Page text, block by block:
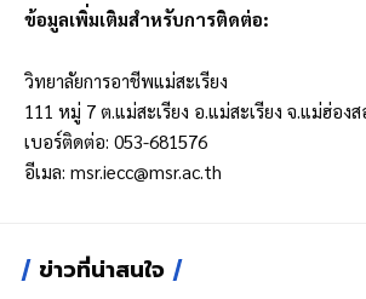
ข้อมูลเพิ่มเติมสำหรับการติดต่อ:
วิทยาลัยการอาชีพแม่สะเรียง
111 หมู่ 7 ต.แม่สะเรียง อ.แม่สะเรียง จ.แม่ฮ่อง
เบอร์ติดต่อ: 053-681576
อีเมล: msr.iecc@msr.ac.th
ข่าวที่น่าสนใจ